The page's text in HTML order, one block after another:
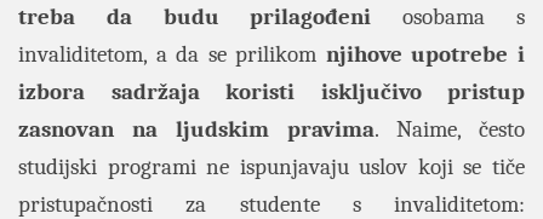
treba da budu prilagođeni osobama s
invaliditetom, a da se prilikom njihove upotrebe i
izbora sadržaja koristi isključivo pristup
zasnovan na ljudskim pravima. Naime, često
studijski programi ne ispunjavaju uslov koji se tiče
pristupačnosti za studente s invaliditetom: